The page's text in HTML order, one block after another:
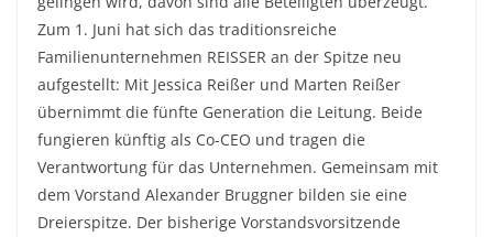
Zum 1. Juni hat sich das traditionsreiche
Familienunternehmen REISSER an der Spitze neu
aufgestellt: Mit Jessica Reißer und Marten Reißer
übernimmt die fünfte Generation die Leitung. Beide
fungieren künftig als Co-CEO und tragen die
Verantwortung für das Unternehmen. Gemeinsam mit
dem Vorstand Alexander Bruggner bilden sie eine
Dreierspitze. Der bisherige Vorstandsvorsitzende